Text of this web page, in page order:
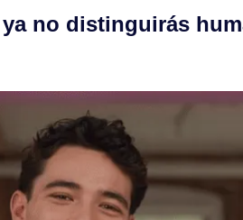
no distinguirás